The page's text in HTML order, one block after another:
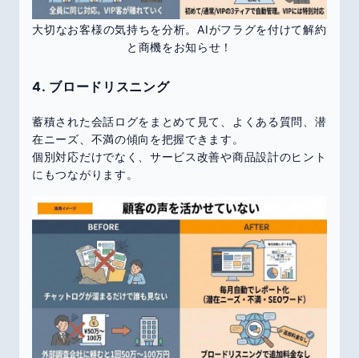
大切なお客様の気持ちを分析。AIがフラグを付けて解約
と商機をお知らせ！
4. ブロードリスニング
蓄積された会話ログをまとめて見て、よくある質問、潜
在ニーズ、不満の傾向を把握できます。
個別対応だけでなく、サービス改善や商品設計のヒント
にもつながります。